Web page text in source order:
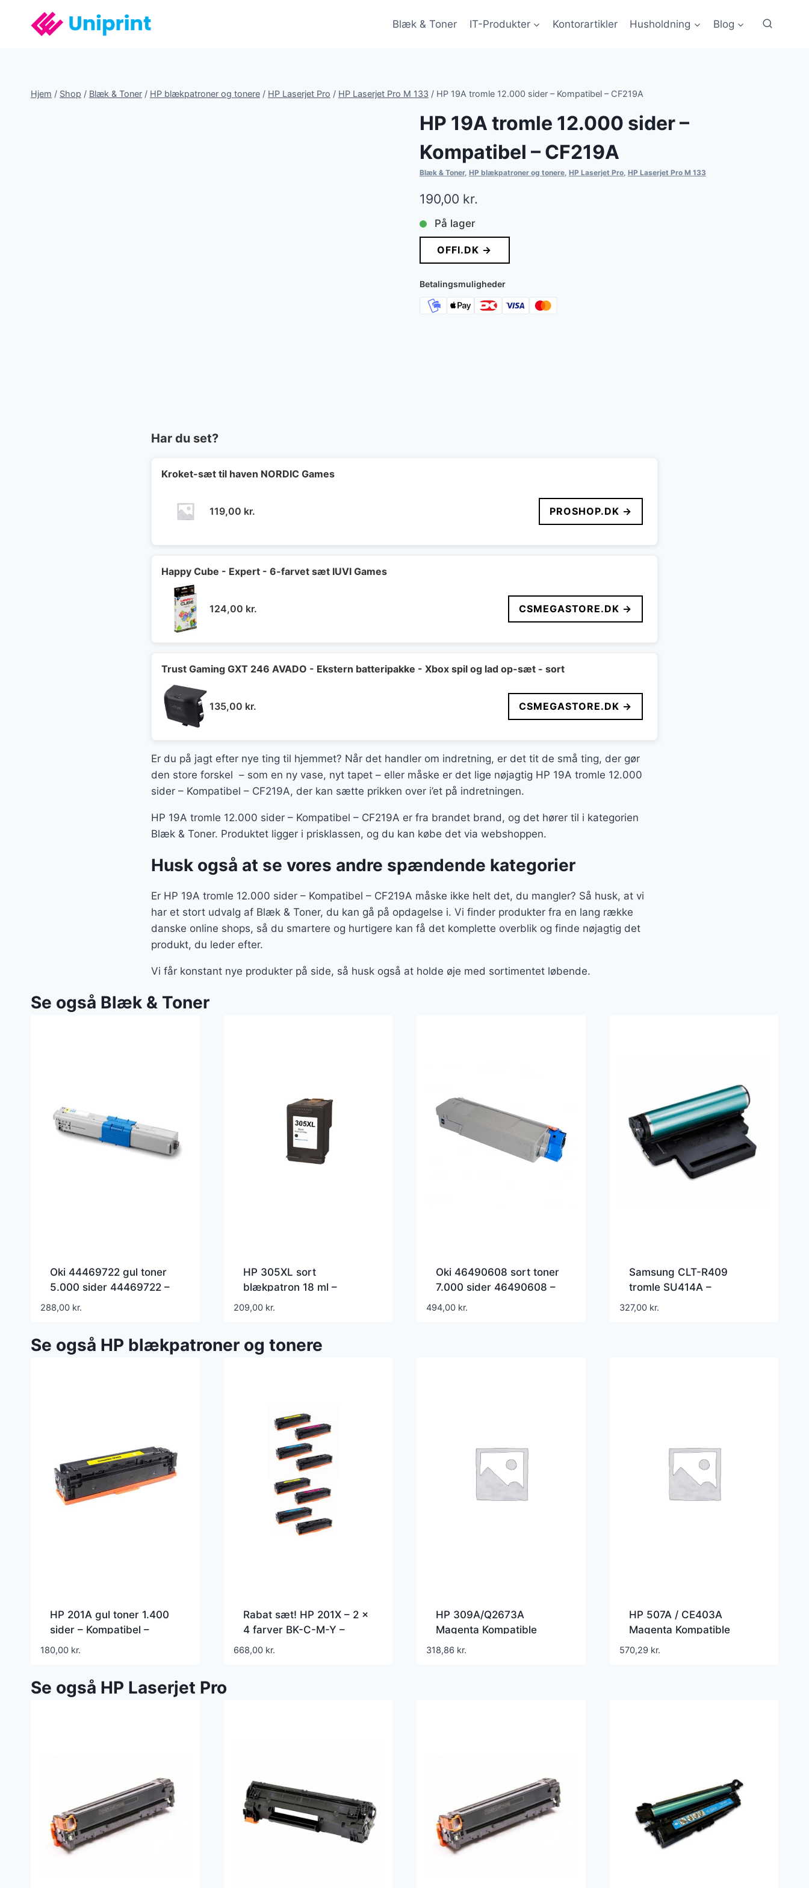
Blæk & Toner IT-Produkter Kontorartikler Husholdning Blog
Hjem / Shop / Blæk & Toner / HP blækpatroner og tonere / HP Laserjet Pro / HP Laserjet Pro M 133 / HP 19A tromle 12.000 sider – Kompatibel – CF219A
HP 19A tromle 12.000 sider –
Kompatibel – CF219A
Blæk & Toner, HP blækpatroner og tonere, HP Laserjet Pro, HP Laserjet Pro M 133
190,00 kr.
På lager
OFFI.DK →
Betalingsmuligheder
Har du set?
Kroket-sæt til haven NORDIC Games
119,00 kr. PROSHOP.DK →
Happy Cube - Expert - 6-farvet sæt IUVI Games
124,00 kr. CSMEGASTORE.DK →
Trust Gaming GXT 246 AVADO - Ekstern batteripakke - Xbox spil og lad op-sæt - sort
135,00 kr. CSMEGASTORE.DK →
Er du på jagt efter nye ting til hjemmet? Når det handler om indretning, er det tit de små ting, der gør
den store forskel – som en ny vase, nyt tapet – eller måske er det lige nøjagtig HP 19A tromle 12.000
sider – Kompatibel – CF219A, der kan sætte prikken over i’et på indretningen.
HP 19A tromle 12.000 sider – Kompatibel – CF219A er fra brandet brand, og det hører til i kategorien
Blæk & Toner. Produktet ligger i prisklassen, og du kan købe det via webshoppen.
Husk også at se vores andre spændende kategorier
Er HP 19A tromle 12.000 sider – Kompatibel – CF219A måske ikke helt det, du mangler? Så husk, at vi
har et stort udvalg af Blæk & Toner, du kan gå på opdagelse i. Vi finder produkter fra en lang række
danske online shops, så du smartere og hurtigere kan få det komplette overblik og finde nøjagtig det
produkt, du leder efter.
Vi får konstant nye produkter på side, så husk også at holde øje med sortimentet løbende.
Se også Blæk & Toner
Oki 44469722 gul toner
5.000 sider 44469722 –
Kompatibel
288,00 kr.
HP 305XL sort
blækpatron 18 ml –
3YM62AE – kompatibel
209,00 kr.
Oki 46490608 sort toner
7.000 sider 46490608 –
Kompatibel
494,00 kr.
Samsung CLT-R409
tromle SU414A –
Kompatibel – CLT-R409
327,00 kr.
Se også HP blækpatroner og tonere
HP 201A gul toner 1.400
sider – Kompatibel –
CF402A
180,00 kr.
Rabat sæt! HP 201X – 2 x
4 farver BK-C-M-Y –
Kompatibel – 201X –
668,00 kr.
HP 309A/Q2673A
Magenta Kompatible
Lasertoner
318,86 kr.
HP 507A / CE403A
Magenta Kompatible
Lasertoner
570,29 kr.
Se også HP Laserjet Pro